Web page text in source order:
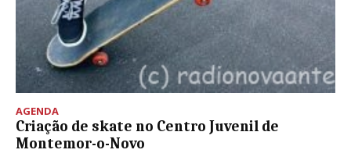
AGENDA
Criação de skate no Centro Juvenil de
Montemor-o-Novo